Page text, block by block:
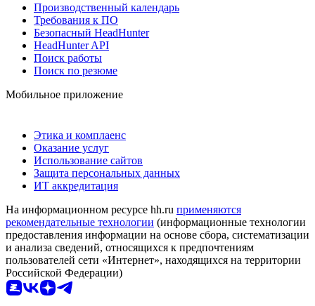
Производственный календарь
Требования к ПО
Безопасный HeadHunter
HeadHunter API
Поиск работы
Поиск по резюме
Мобильное приложение
Этика и комплаенс
Оказание услуг
Использование сайтов
Защита персональных данных
ИТ аккредитация
На информационном ресурсе hh.ru применяются
рекомендательные технологии (информационные технологии
предоставления информации на основе сбора, систематизации
и анализа сведений, относящихся к предпочтениям
пользователей сети «Интернет», находящихся на территории
Российской Федерации)